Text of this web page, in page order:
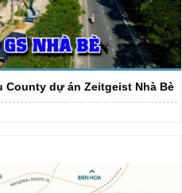
County dự án Zeitgeist Nhà Bè